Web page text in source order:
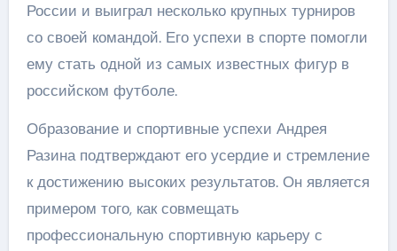
России и выиграл несколько крупных турниров
со своей командой. Его успехи в спорте помогли
ему стать одной из самых известных фигур в
российском футболе.
Образование и спортивные успехи Андрея
Разина подтверждают его усердие и стремление
к достижению высоких результатов. Он является
примером того, как совмещать
профессиональную спортивную карьеру с